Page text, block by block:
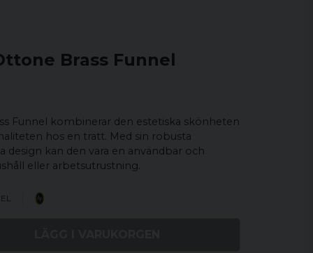
Brass Funnel
Funnel kombinerar den estetiska skönheten
hos en tratt. Med sin robusta
kan den vara en användbar och
eller arbetsutrustning.